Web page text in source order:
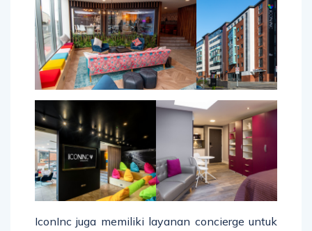
IconInc juga memiliki layanan concierge untuk